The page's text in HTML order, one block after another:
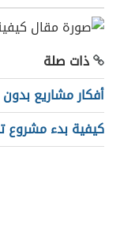
ذات صلة
أفكار مشاريع
كيفية بدء مشروع